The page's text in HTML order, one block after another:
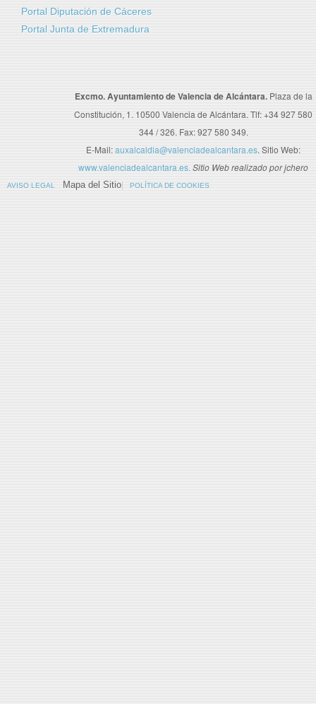
Portal Diputación de Cáceres
Portal Junta de Extremadura
Excmo. Ayuntamiento de Valencia de Alcántara. Plaza de la
Constitución, 1. 10500 Valencia de Alcántara. Tlf: +34 927 580
344 / 326. Fax: 927 580 349.
E-Mail:auxalcaldia@valenciadealcantara.es. Sitio Web:
www.valenciadealcantara.es. Sitio Web realizado por jchero
AVISO LEGAL Mapa del Sitio POLÍTICA DE COOKIES